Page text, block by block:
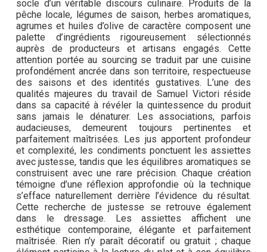
socle d’un véritable discours culinaire. Produits de la
pêche locale, légumes de saison, herbes aromatiques,
agrumes et huiles d’olive de caractère composent une
palette d’ingrédients rigoureusement sélectionnés
auprès de producteurs et artisans engagés. Cette
attention portée au sourcing se traduit par une cuisine
profondément ancrée dans son territoire, respectueuse
des saisons et des identités gustatives. L’une des
qualités majeures du travail de Samuel Victori réside
dans sa capacité à révéler la quintessence du produit
sans jamais le dénaturer. Les associations, parfois
audacieuses, demeurent toujours pertinentes et
parfaitement maîtrisées. Les jus apportent profondeur
et complexité, les condiments ponctuent les assiettes
avec justesse, tandis que les équilibres aromatiques se
construisent avec une rare précision. Chaque création
témoigne d’une réflexion approfondie où la technique
s’efface naturellement derrière l’évidence du résultat.
Cette recherche de justesse se retrouve également
dans le dressage. Les assiettes affichent une
esthétique contemporaine, élégante et parfaitement
maîtrisée. Rien n’y paraît décoratif ou gratuit ; chaque